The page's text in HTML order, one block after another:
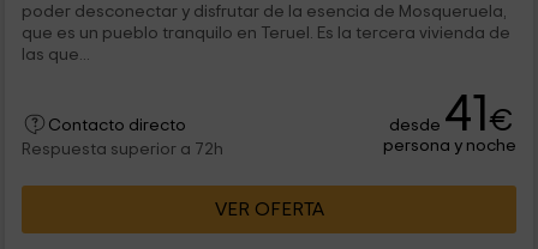
poder desconectar y disfrutar de la esencia de Mosqueruela,
que es un pueblo tranquilo en Teruel. Es la tercera vivienda de
las que...
Contacto directo
Respuesta superior a 72h
desde 41€
persona y noche
VER OFERTA